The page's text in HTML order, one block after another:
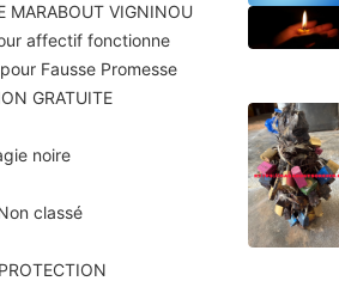
MARABOUT VIGNINOU
affectif fonctionne
Fausse Promesse
GRATUITE
noire
classé
PROTECTION